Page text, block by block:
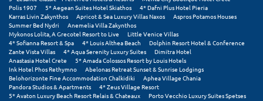
Polis 1907
5* Aegean Suites Hotel Skiathos
4* Dafni Plus Hotel Pieria
Karras Livin Zakynthos
Apricot & Sea Luxury Villas Naxos
Aspros Potamos Houses
Summer Bed Nydri
Anemelia Villa Zakynthos
Mykonos Lolita, A Grecotel Resort to Live
Little Venice Villas
4* Sofianna Resort & Spa
4* Louis Althea Beach
Dolphin Resort Hotel & Conference
Zante Vista Villas
4* Aqua Serenity Luxury Suites
Dimitra Hotel
Anastasia Hotel Crete
5* Amada Colossos Resort by Louis Hotels
Ink Hotel Phos Rethymno
Abelonas Retreat Sunset & Sunrise Lodgings
Belohorizonte Fine Accommodation Chalkidiki
Aphea Village Chania
Pandora Studios & Apartments
4* Zeus Village Resort
5* Avaton Luxury Beach Resort Relais & Chateaux
Porto Vecchio Luxury Suites Spetses